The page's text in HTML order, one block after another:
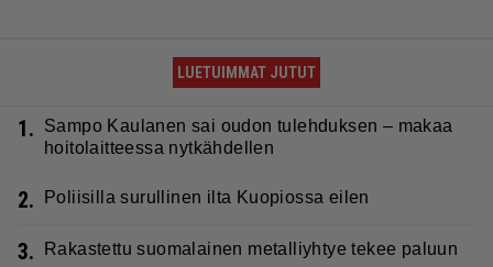
LUETUIMMAT JUTUT
1.
Sampo Kaulanen sai oudon tulehduksen – makaa
hoitolaitteessa nytkähdellen
2. Poliisilla surullinen ilta Kuopiossa eilen
3. Rakastettu suomalainen metalliyhtye tekee paluun